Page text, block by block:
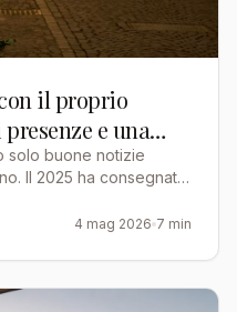
il proprio
e una
solo buone notizie
Il 2025 ha consegnato
4 mag 2026 7 min